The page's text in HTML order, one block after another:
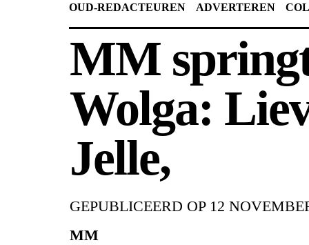
OUD-REDACTEUREN ADVERTEREN
MM
Wolga:
Jelle,
GEPUBLICEERD OP 12
MM